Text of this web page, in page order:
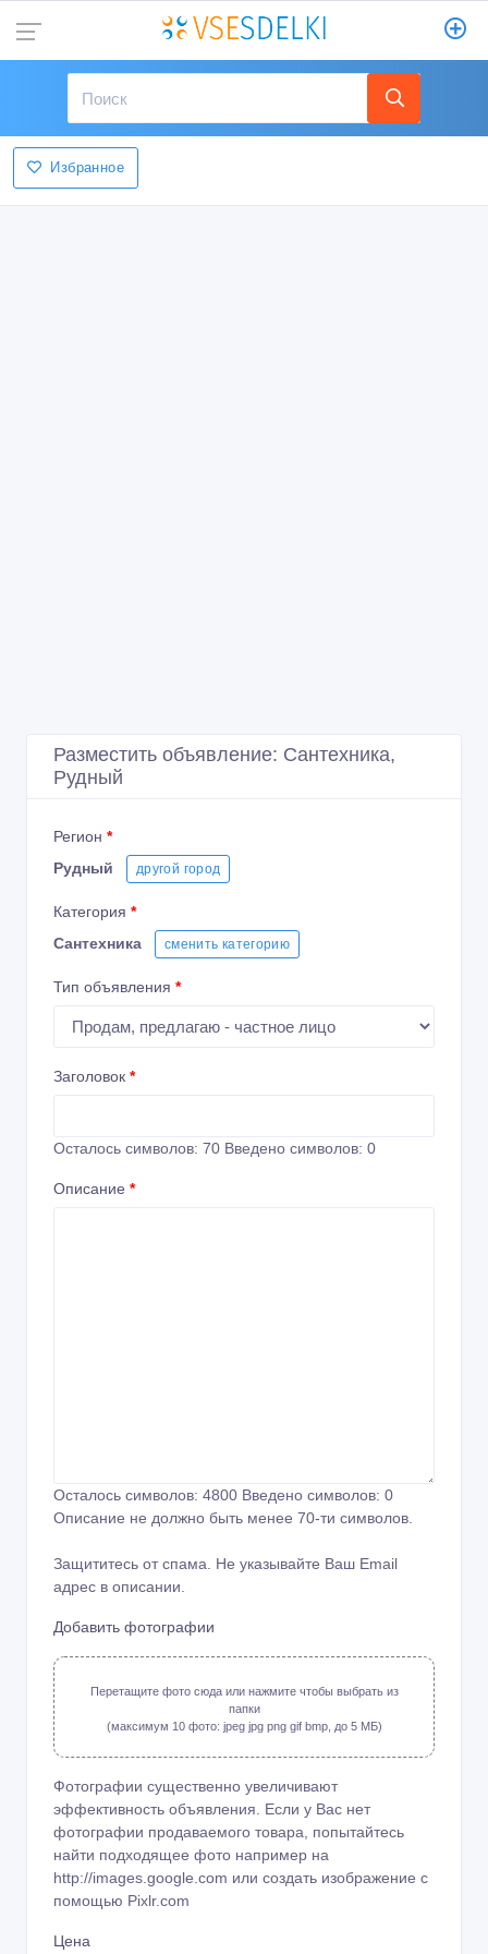
Избранное
Разместить объявление: Сантехника,
Рудный
Регион *
Рудный
другой город
Категория *
Сантехника
сменить категорию
Тип объявления *
Заголовок *
Осталось символов: 70 Введено символов: 0
Описание *
Осталось символов: 4800 Введено символов: 0
Описание не должно быть менее 70-ти символов.
Защититесь от спама. Не указывайте Ваш Email
адрес в описании.
Добавить фотографии
Перетащите фото сюда или нажмите чтобы выбрать из
папки
(максимум 10 фото: jpeg jpg png gif bmp, до 5 МБ)
Фотографии существенно увеличивают
эффективность объявления. Если у Вас нет
фотографии продаваемого товара, попытайтесь
найти подходящее фото например на
http://images.google.com или создать изображение с
помощью Pixlr.com
Цена